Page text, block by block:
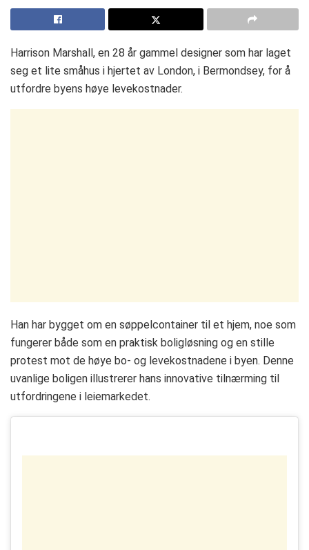
Harrison Marshall, en 28 år gammel designer som har laget
seg et lite småhus i hjertet av London, i Bermondsey, for å
utfordre byens høye levekostnader.
Han har bygget om en søppelcontainer til et hjem, noe som
fungerer både som en praktisk boligløsning og en stille
protest mot de høye bo- og levekostnadene i byen. Denne
uvanlige boligen illustrerer hans innovative tilnærming til
utfordringene i leiemarkedet.